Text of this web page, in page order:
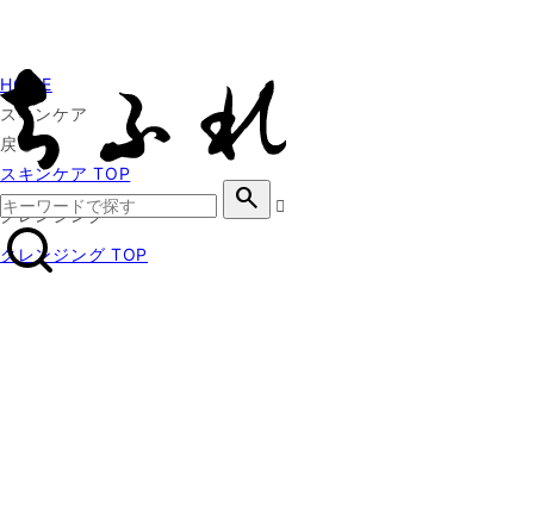
search
HOME
スキンケア
戻る
スキンケア TOP
クレンジング
クレンジング TOP